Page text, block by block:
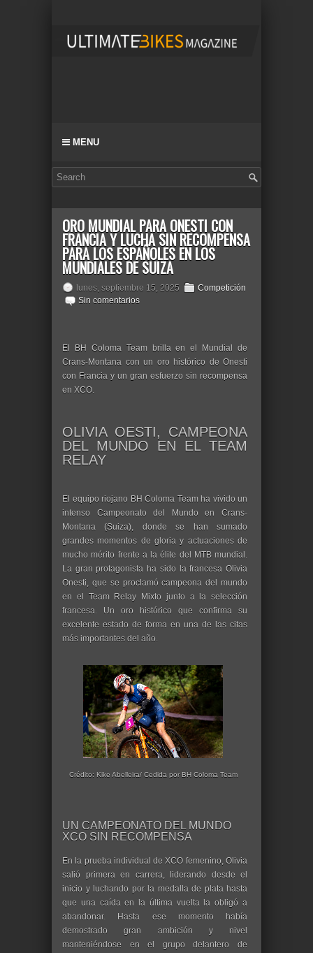
MENU
ORO MUNDIAL PARA ONESTI CON
FRANCIA Y LUCHA SIN RECOMPENSA
PARA LOS ESPAÑOLES EN LOS
MUNDIALES DE SUIZA
lunes, septiembre 15, 2025
Competición
Sin comentarios
El BH Coloma Team brilla en el Mundial de
Crans-Montana con un oro histórico de Onesti
con Francia y un gran esfuerzo sin recompensa
en XCO.
OLIVIA OESTI, CAMPEONA
DEL MUNDO EN EL TEAM
RELAY
El equipo riojano BH Coloma Team ha vivido un
intenso Campeonato del Mundo en Crans-
Montana (Suiza), donde se han sumado
grandes momentos de gloria y actuaciones de
mucho mérito frente a la élite del MTB mundial.
La gran protagonista ha sido la francesa Olivia
Onesti, que se proclamó campeona del mundo
en el Team Relay Mixto junto a la selección
francesa. Un oro histórico que confirma su
excelente estado de forma en una de las citas
más importantes del año.
Crédito: Kike Abelleira/ Cedida por BH Coloma Team
UN CAMPEONATO DEL MUNDO
XCO SIN RECOMPENSA
En la prueba individual de XCO femenino, Olivia
salió primera en carrera, liderando desde el
inicio y luchando por la medalla de plata hasta
que una caída en la última vuelta la obligó a
abandonar. Hasta ese momento había
demostrado gran ambición y nivel
manteniéndose en el grupo delantero de